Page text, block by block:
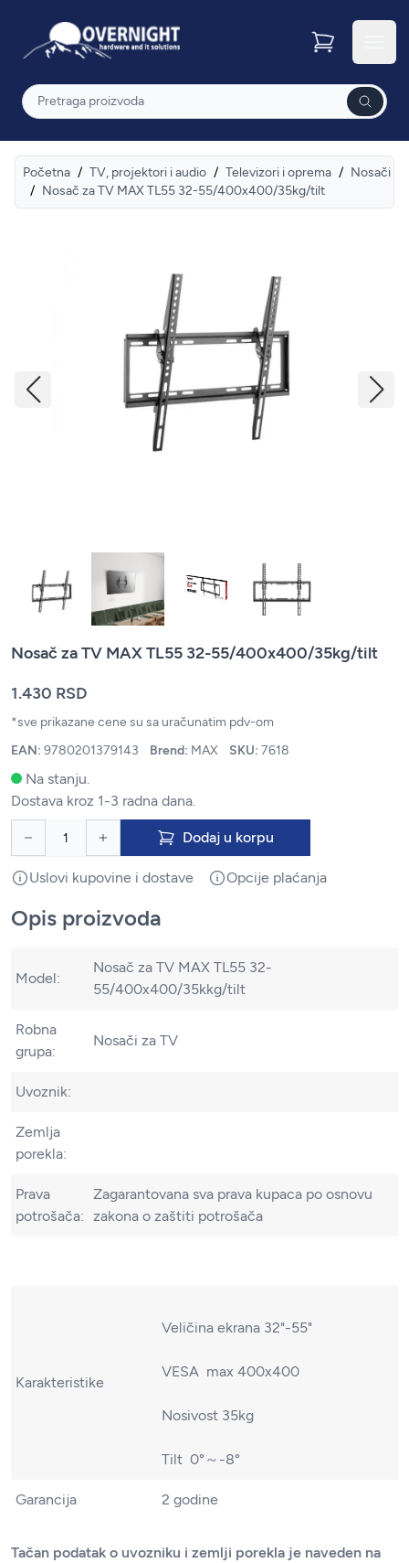
Overnight
Pretraga
Početna / TV, projektori i audio / Televizori i oprema / Nosači
/ Nosač za TV MAX TL55 32-55/400x400/35kg/tilt
Nosač za TV MAX TL55 32-55/400x400/35kg/tilt
1.430 RSD
*sve prikazane cene su sa uračunatim pdv-om
EAN: 9780201379143 Brend: MAX SKU: 7618
Na stanju.
Dostava kroz 1-3 radna dana.
Dodaj u korpu
Uslovi kupovine i dostave Opcije plaćanja
Opis proizvoda
Model:
Nosač za TV MAX TL55 32-
55/400x400/35kkg/tilt
Robna
grupa:
Nosači za TV
Uvoznik:
Zemlja
porekla:
Prava
potrošača:
Zagarantovana sva prava kupaca po osnovu
zakona o zaštiti potrošača
Karakteristike
Veličina ekrana 32"-55"
VESA max 400x400
Nosivost 35kg
Tilt 0°～-8°
Garancija 2 godine
Tačan podatak o uvozniku i zemlji porekla je naveden na